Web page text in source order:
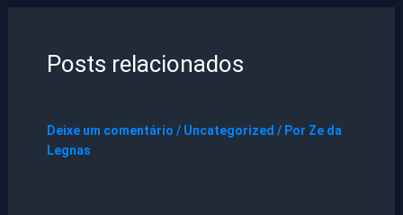
Posts relacionados
Deixe um comentário / Uncategorized / Por Ze da
Legnas